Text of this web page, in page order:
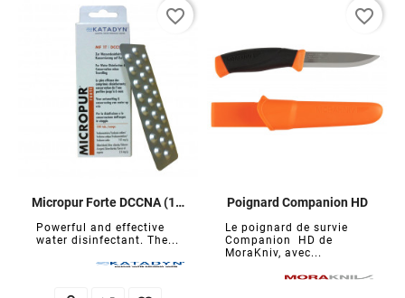
Micropur Forte DCCNA (100 tablets)
Powerful and effective
water disinfectant. The...
favorite_border
Poignard Companion HD
Le poignard de survie
Companion HD de
MoraKniv, avec...
favorite_border